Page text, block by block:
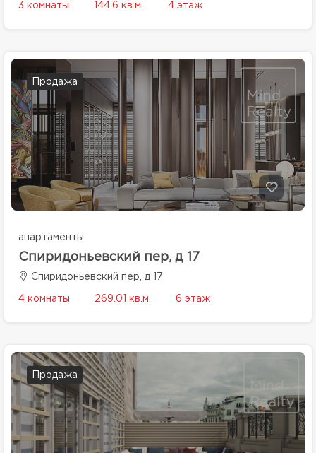
3 комнаты 144.6 кв.м. 4 этаж
Продажа
апартаменты
Спиридоньевский пер, д 17
Спиридоньевский пер, д 17
4 комнаты 269.01 кв.м. 6 этаж
Продажа